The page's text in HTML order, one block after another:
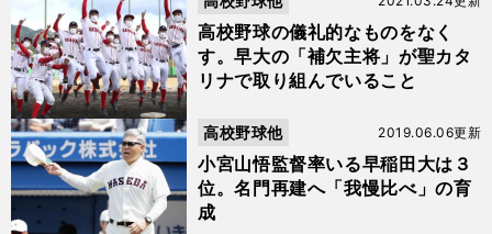
高校野球の儀礼的なものをなく
す。早大の「補欠主将」が聖カタ
リナで取り組んでいること
小宮山悟監督率いる早稲田大は３
位。名門再建へ「我慢比べ」の育
成
2019.06.06更新
高校野球他